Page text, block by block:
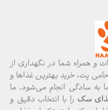
و همراه شما در نگهداری از
پت، خرید بهترین غذاها و
به سادگی انجام می‌شود. ما
سگ را با انتخاب دقیق و